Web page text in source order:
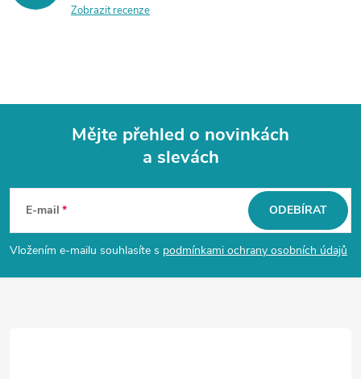
Zobrazit recenze
p
a
Mějte přehled o novinkách
a slevách
E-mail
Vložením e-mailu souhlasíte s podmínkami ochrany osobních údajů
ODEBÍRAT